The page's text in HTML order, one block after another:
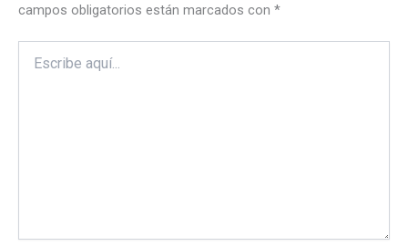
campos obligatorios están marcados con *
aquí...